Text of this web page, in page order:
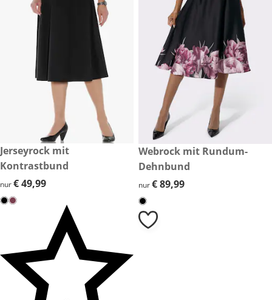
€ 49,99
Jerseyrock mit
Kontrastbund
€ 49,99
nur€ 49,99
€ 89,99
Webrock mit Rundum-
Dehnbund
€ 89,99
nur€ 89,99